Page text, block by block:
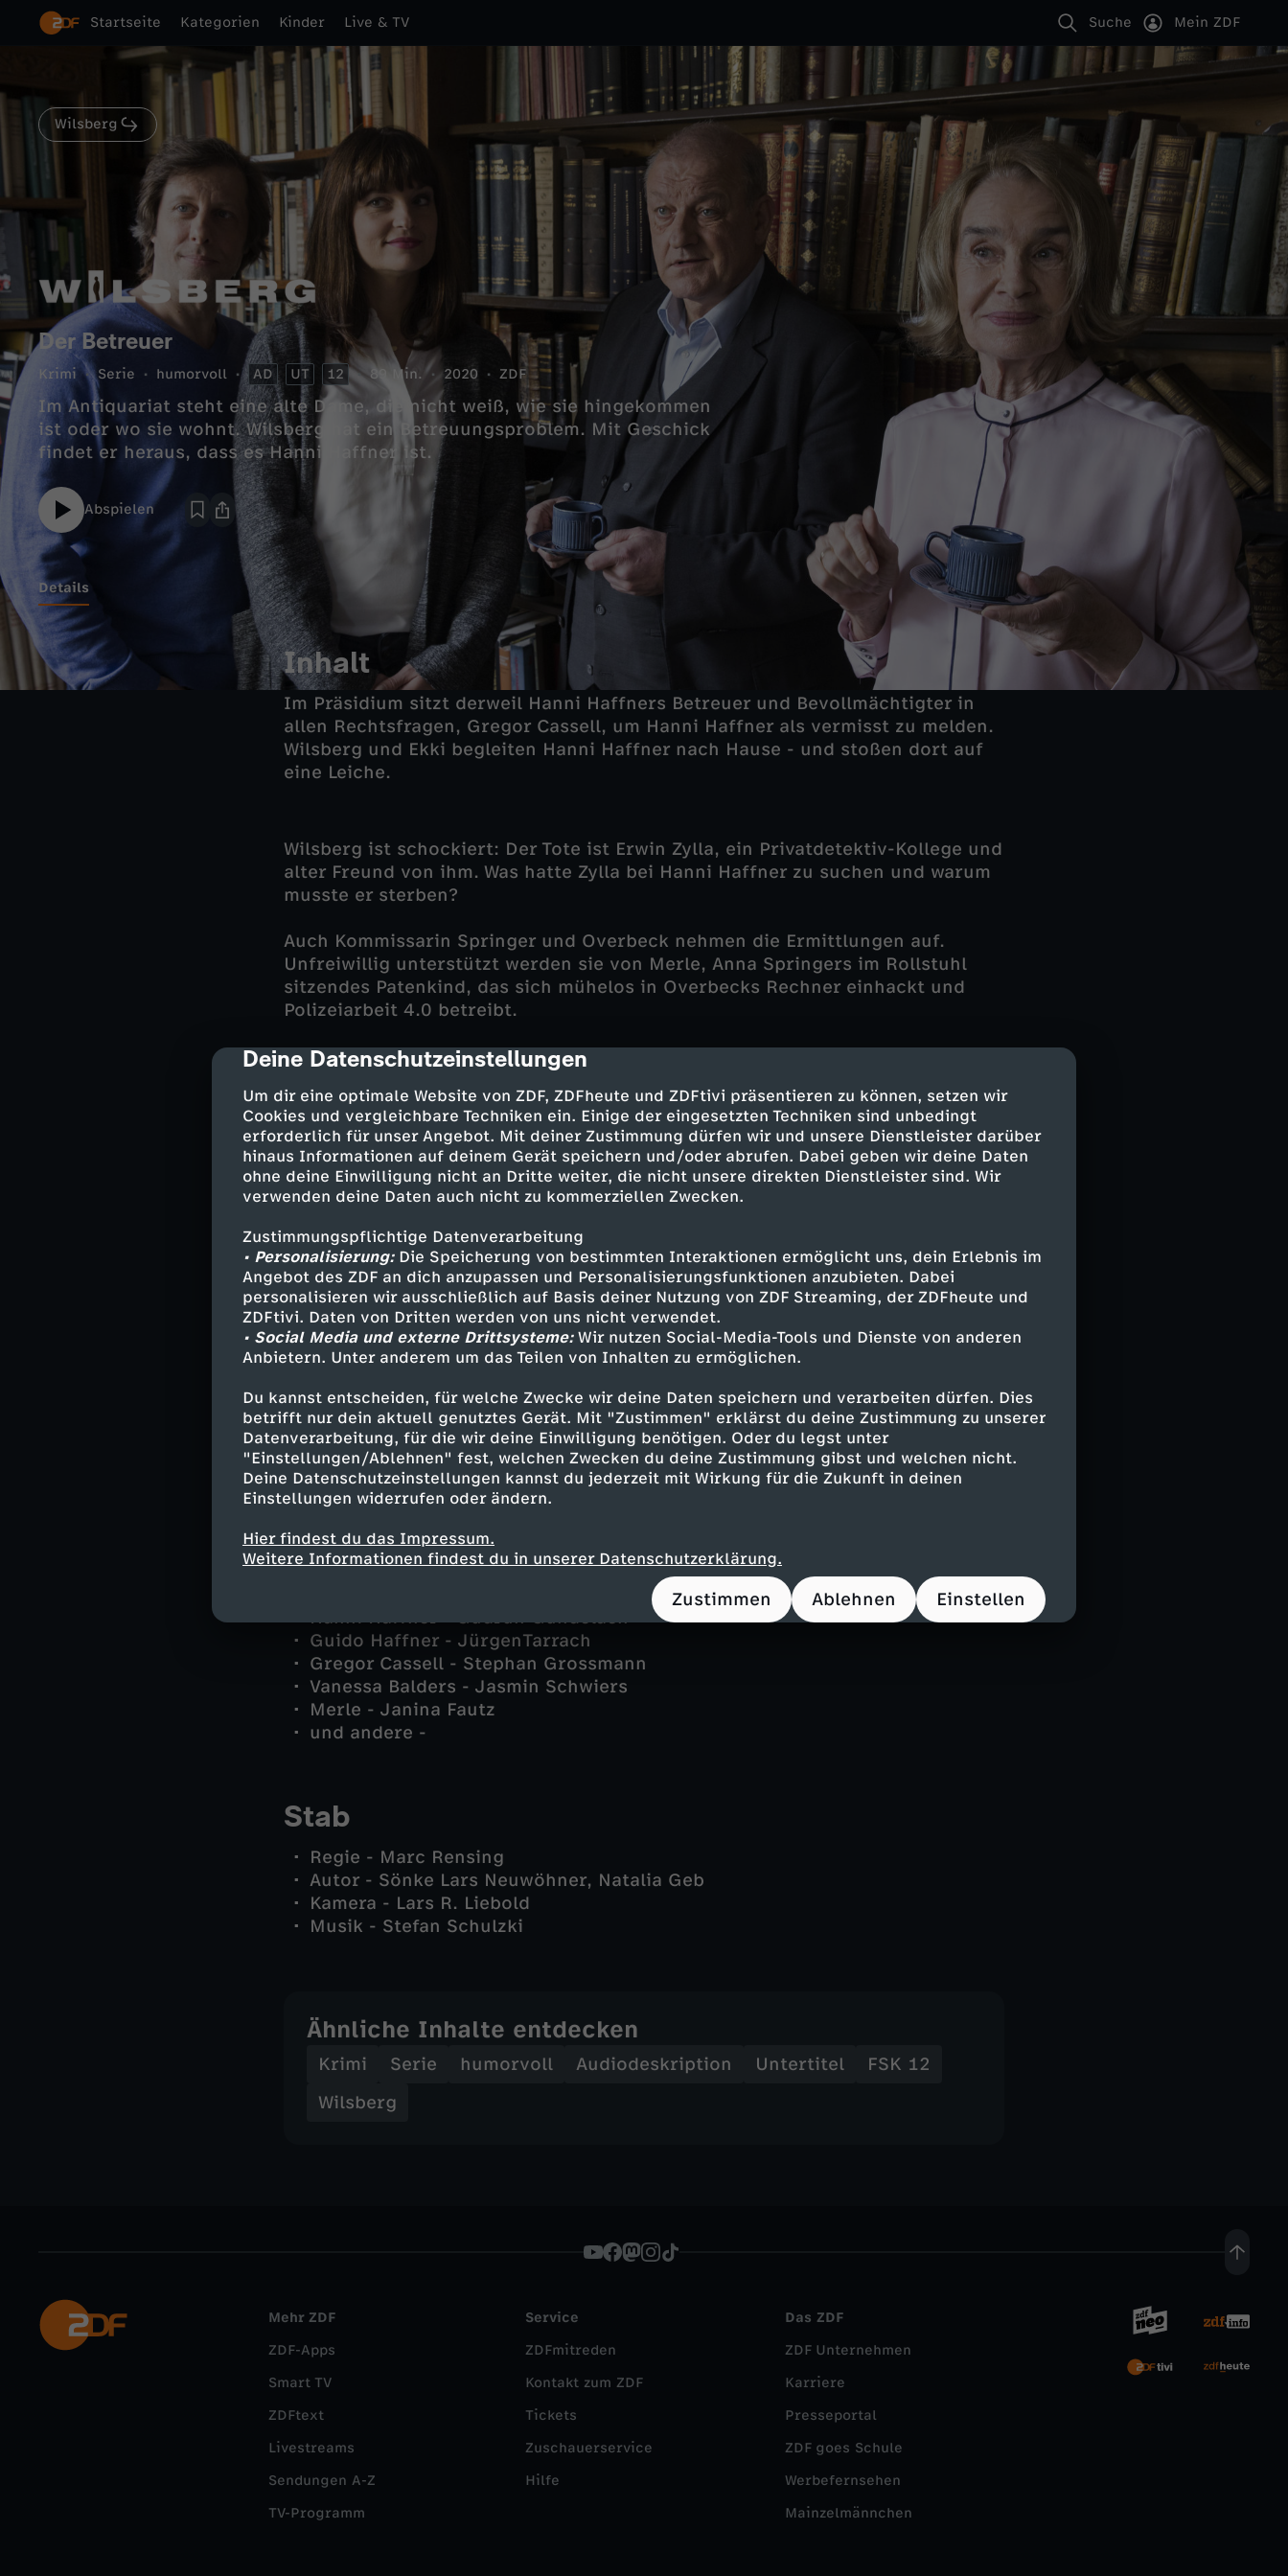
cmp-dialog-description
Deine Datenschutzeinstellungen
Um dir eine optimale Website von ZDF, ZDFheute und ZDFtivi präsentieren zu können, setzen wir
Cookies und vergleichbare Techniken ein. Einige der eingesetzten Techniken sind unbedingt
erforderlich für unser Angebot. Mit deiner Zustimmung dürfen wir und unsere Dienstleister darüber
hinaus Informationen auf deinem Gerät speichern und/oder abrufen. Dabei geben wir deine Daten
ohne deine Einwilligung nicht an Dritte weiter, die nicht unsere direkten Dienstleister sind. Wir
verwenden deine Daten auch nicht zu kommerziellen Zwecken.
Zustimmungspflichtige Datenverarbeitung
• Personalisierung:Die Speicherung von bestimmten Interaktionen ermöglicht uns, dein Erlebnis im
Angebot des ZDF an dich anzupassen und Personalisierungsfunktionen anzubieten. Dabei
personalisieren wir ausschließlich auf Basis deiner Nutzung von ZDF Streaming, der ZDFheute und
ZDFtivi. Daten von Dritten werden von uns nicht verwendet.
• Social Media und externe Drittsysteme:Wir nutzen Social-Media-Tools und Dienste von anderen
Anbietern. Unter anderem um das Teilen von Inhalten zu ermöglichen.
Du kannst entscheiden, für welche Zwecke wir deine Daten speichern und verarbeiten dürfen. Dies
betrifft nur dein aktuell genutztes Gerät. Mit "Zustimmen" erklärst du deine Zustimmung zu unserer
Datenverarbeitung, für die wir deine Einwilligung benötigen. Oder du legst unter
"Einstellungen/Ablehnen" fest, welchen Zwecken du deine Zustimmung gibst und welchen nicht.
Deine Datenschutzeinstellungen kannst du jederzeit mit Wirkung für die Zukunft in deinen
Einstellungen widerrufen oder ändern.
Hier findest du das Impressum.
Weitere Informationen findest du in unserer Datenschutzerklärung.
Zustimmen Ablehnen Einstellen
Startseite Kategorien Kinder Live & TV Suche Mein ZDF
Wilsberg
Der Betreuer
Krimi Serie humorvoll AD UT 12 89 Min. 2020 ZDF
Im Antiquariat steht eine alte Dame, die nicht weiß, wie sie hingekommen
ist oder wo sie wohnt. Wilsberg hat ein Betreuungsproblem. Mit Geschick
findet er heraus, dass es Hanni Haffner ist.
Abspielen
Details
Inhalt
Im Präsidium sitzt derweil Hanni Haffners Betreuer und Bevollmächtigter in
allen Rechtsfragen, Gregor Cassell, um Hanni Haffner als vermisst zu melden.
Wilsberg und Ekki begleiten Hanni Haffner nach Hause - und stoßen dort auf
eine Leiche.
Wilsberg ist schockiert: Der Tote ist Erwin Zylla, ein Privatdetektiv-Kollege und
alter Freund von ihm. Was hatte Zylla bei Hanni Haffner zu suchen und warum
musste er sterben?
Auch Kommissarin Springer und Overbeck nehmen die Ermittlungen auf.
Unfreiwillig unterstützt werden sie von Merle, Anna Springers im Rollstuhl
sitzendes Patenkind, das sich mühelos in Overbecks Rechner einhackt und
Polizeiarbeit 4.0 betreibt.
Wilsberg beschleicht bald das Gefühl, dass Gregor Cassell nicht der
Hannis Neffe Guido Haffner, der mit Alex' rechtlicher Unterstützung um
Hannis Vormundschaft kämpft, scheint es in Wirklichkeit nur um das Erbe zu
gehen. Und Guidos Tochter Vanessa Balders, die Zylla engagiert hat, und ihr
Mann Marcel haben offenbar auch etwas zu verbergen.
darauf hin, dass Gregor Cassell für den Mord verantwortlich ist. Doch auch,
wenn immer mehr Ungereimtheiten in Cassels Privat- und Liebesleben
auftauchen – scheint Hanni Gregor voll zu vertrauen.
Für Wilsberg, Ekki und Alex wird es immer schwieriger, zwischen ehrlicher und
kalkulierter Fürsorge zu unterscheiden. Kann die verwirrte Hanni dazu
Besetzung
Georg Wilsberg - Leonard Lansink
Alexandra Holtkamp - Ina Paule Klink
Kommissarin Springer - Rita Russek
Hanni Haffner - Gudrun Gundelach
Guido Haffner - JürgenTarrach
Gregor Cassell - Stephan Grossmann
Vanessa Balders - Jasmin Schwiers
Merle - Janina Fautz
und andere -
Stab
Regie - Marc Rensing
Autor - Sönke Lars Neuwöhner, Natalia Geb
Kamera - Lars R. Liebold
Musik - Stefan Schulzki
Ähnliche Inhalte entdecken
Krimi Serie humorvoll Audiodeskription Untertitel
FSK 12
Wilsberg
Mehr ZDF
ZDF-Apps
Smart TV
ZDFtext
Livestreams
Sendungen A-Z
TV-Programm
Service
ZDFmitreden
Kontakt zum ZDF
Tickets
Zuschauerservice
Hilfe
Das ZDF
ZDF Unternehmen
Karriere
Presseportal
ZDF goes Schule
Werbefernsehen
Mainzelmännchen